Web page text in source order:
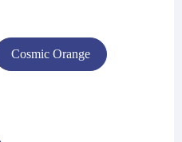
Cosmic Orange